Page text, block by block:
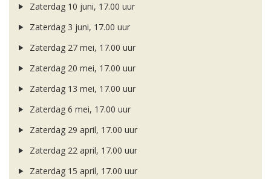
Zaterdag 10 juni, 17.00 uur
Zaterdag 3 juni, 17.00 uur
Zaterdag 27 mei, 17.00 uur
Zaterdag 20 mei, 17.00 uur
Zaterdag 13 mei, 17.00 uur
Zaterdag 6 mei, 17.00 uur
Zaterdag 29 april, 17.00 uur
Zaterdag 22 april, 17.00 uur
Zaterdag 15 april, 17.00 uur